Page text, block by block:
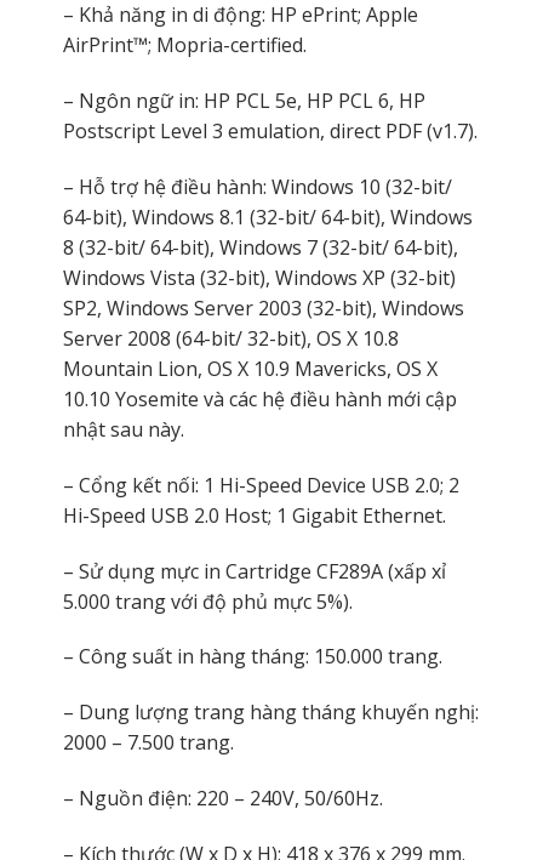
– Khả năng in di động: HP ePrint; Apple
AirPrint™; Mopria-certified.
– Ngôn ngữ in: HP PCL 5e, HP PCL 6, HP
Postscript Level 3 emulation, direct PDF (v1.7).
– Hỗ trợ hệ điều hành: Windows 10 (32-bit/
64-bit), Windows 8.1 (32-bit/ 64-bit), Windows
8 (32-bit/ 64-bit), Windows 7 (32-bit/ 64-bit),
Windows Vista (32-bit), Windows XP (32-bit)
SP2, Windows Server 2003 (32-bit), Windows
Server 2008 (64-bit/ 32-bit), OS X 10.8
Mountain Lion, OS X 10.9 Mavericks, OS X
10.10 Yosemite và các hệ điều hành mới cập
nhật sau này.
– Cổng kết nối: 1 Hi-Speed Device USB 2.0; 2
Hi-Speed USB 2.0 Host; 1 Gigabit Ethernet.
– Sử dụng mực in Cartridge CF289A (xấp xỉ
5.000 trang với độ phủ mực 5%).
– Công suất in hàng tháng: 150.000 trang.
– Dung lượng trang hàng tháng khuyến nghị:
2000 – 7.500 trang.
– Nguồn điện: 220 – 240V, 50/60Hz.
– Kích thước (W x D x H): 418 x 376 x 299 mm.